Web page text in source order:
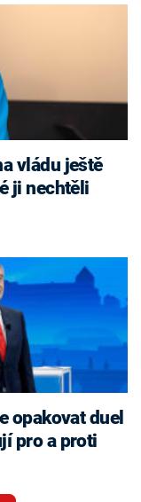
vládu ještě
ji nechtěli
pro a proti